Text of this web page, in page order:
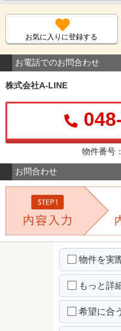
お気に入りに登録する
お電話でのお問合わせ
株式会社A-LINE
物件番号
お問合わせ
物件を実
もっと詳
希望に合